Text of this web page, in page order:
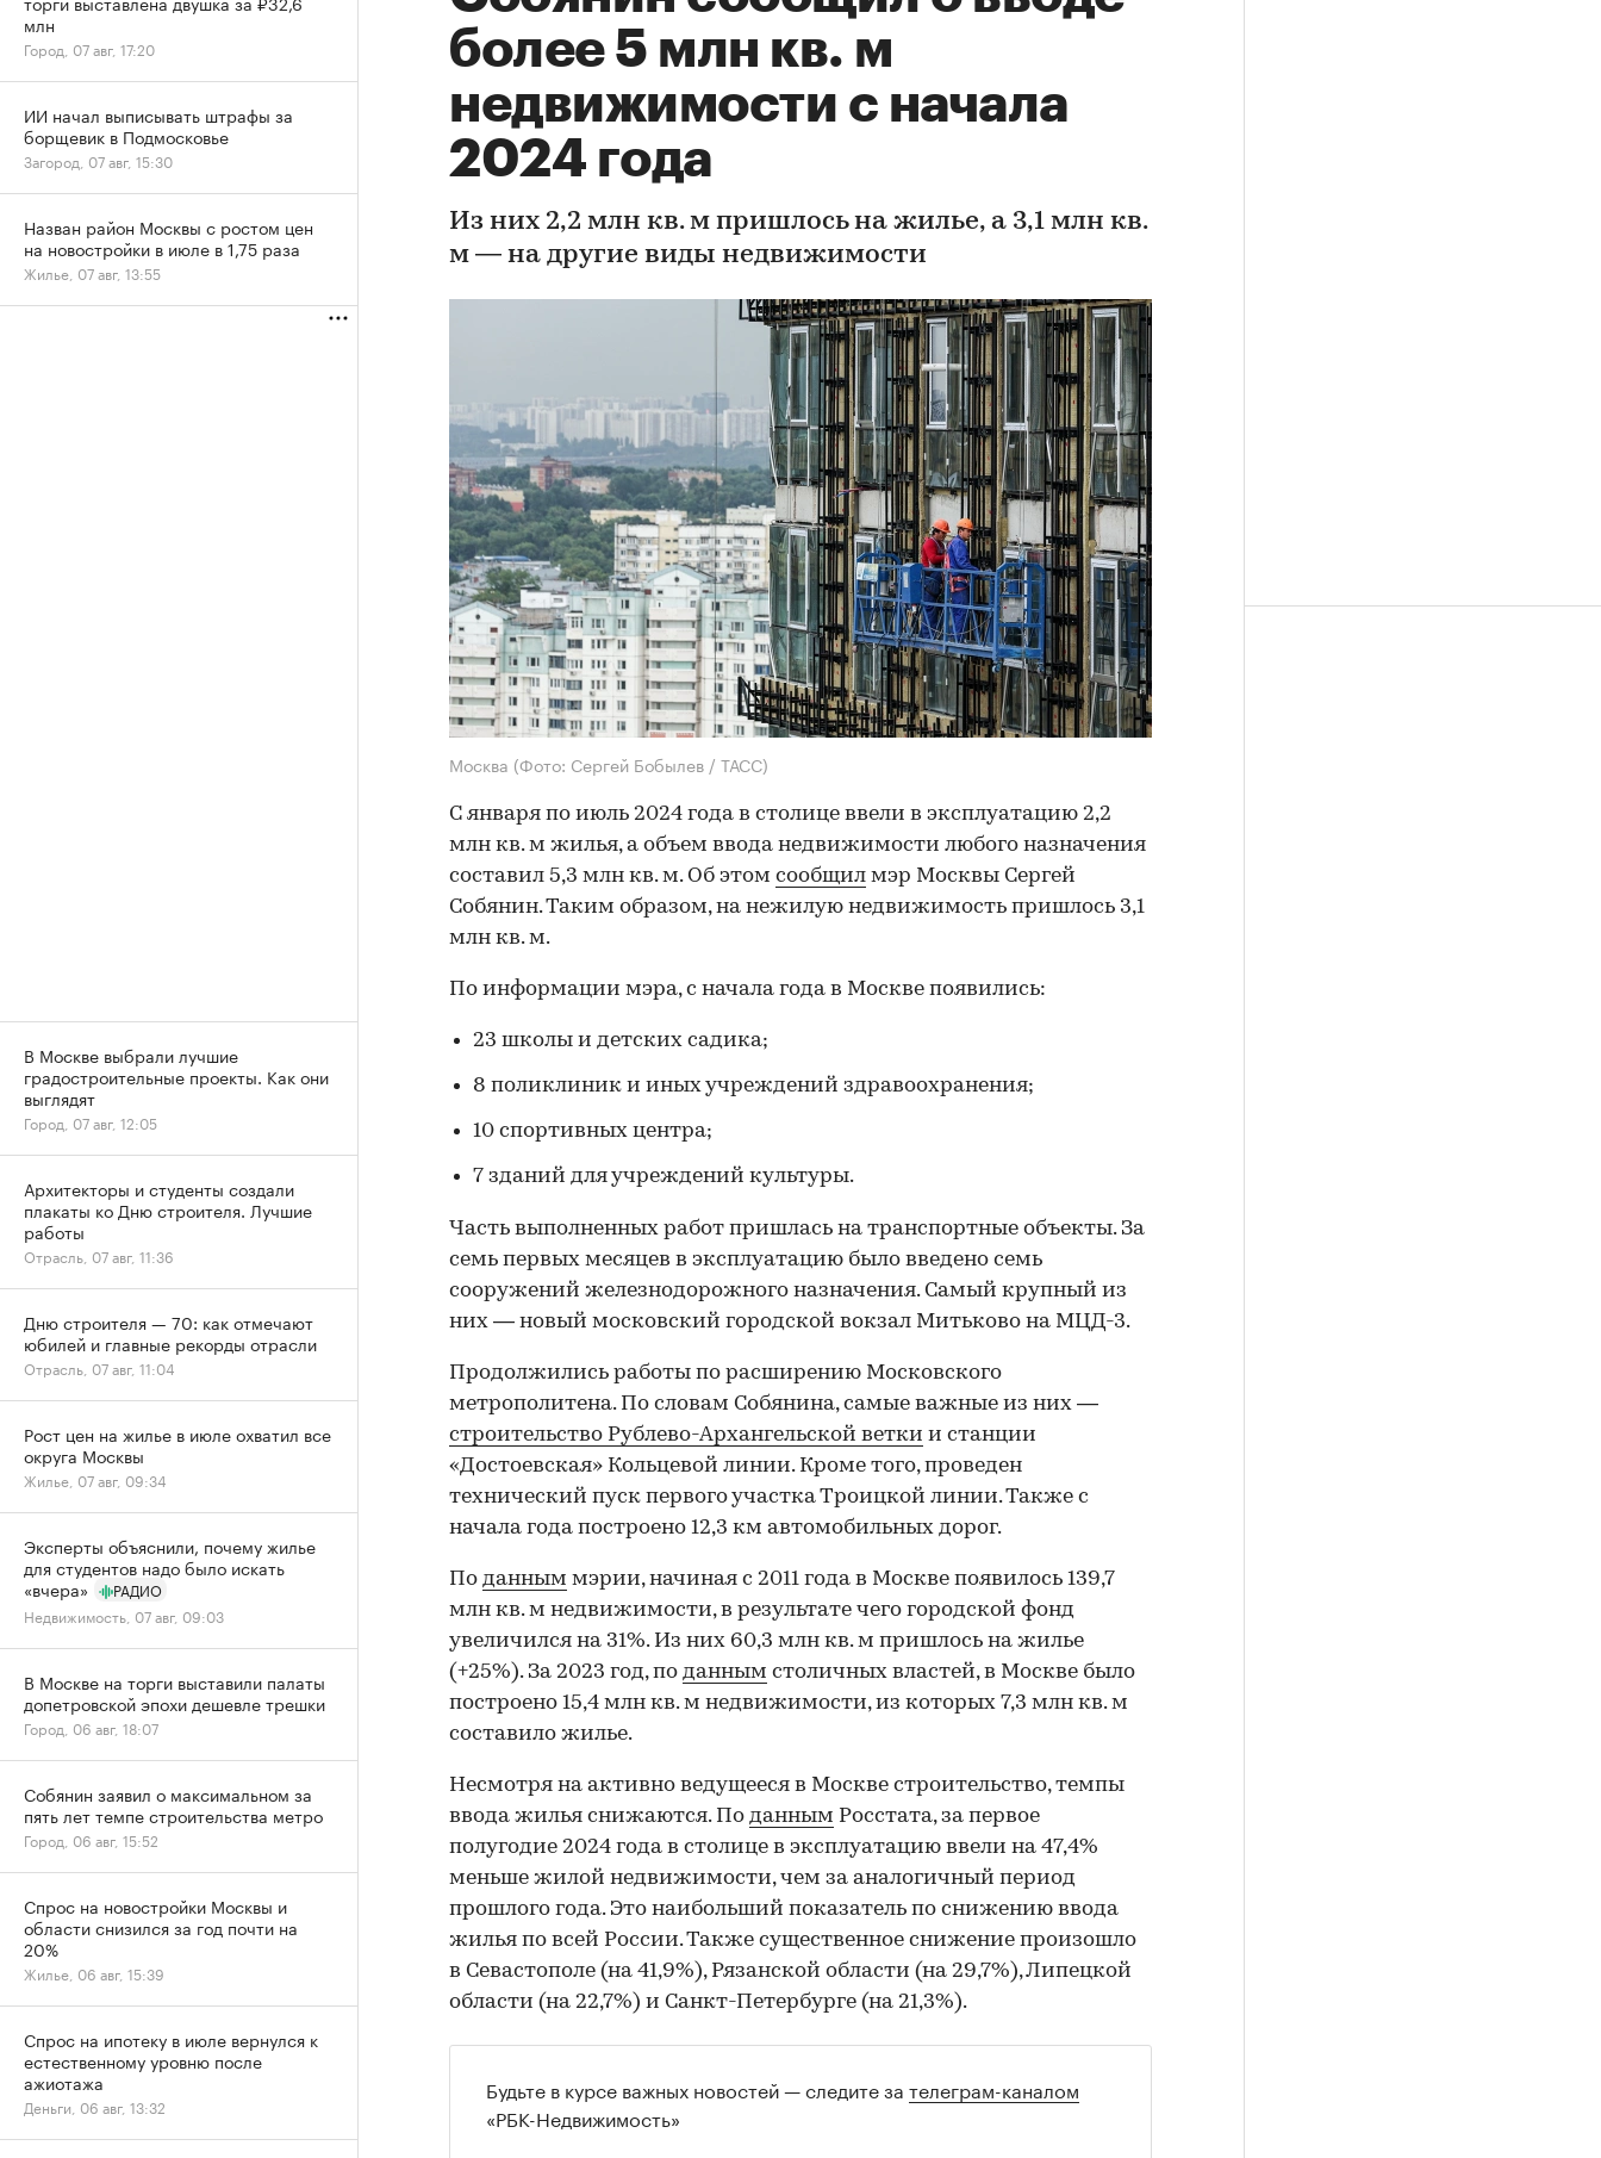
более 5 млн кв. м
недвижимости с начала
2024 года
Из них 2,2 млн кв. м пришлось на жилье, а 3,1 млн кв.
м — на другие виды недвижимости
Москва (Фото: Сергей Бобылев / ТАСС)
С января по июль 2024 года в столице ввели в эксплуатацию 2,2
млн кв. м жилья, а объем ввода недвижимости любого назначения
составил 5,3 млн кв. м. Об этом сообщил мэр Москвы Сергей
Собянин. Таким образом, на нежилую недвижимость пришлось 3,1
млн кв. м.
По информации мэра, с начала года в Москве появились:
23 школы и детских садика;
8 поликлиник и иных учреждений здравоохранения;
10 спортивных центра;
7 зданий для учреждений культуры.
00:00 / 00:00
Часть выполненных работ пришлась на транспортные объекты. За
семь первых месяцев в эксплуатацию было введено семь
сооружений железнодорожного назначения. Самый крупный из
них — новый московский городской вокзал Митьково на МЦД-3.
Продолжились работы по расширению Московского
метрополитена. По словам Собянина, самые важные из них —
строительство Рублево-Архангельской ветки и станции
«Достоевская» Кольцевой линии. Кроме того, проведен
технический пуск первого участка Троицкой линии. Также с
начала года построено 12,3 км автомобильных дорог.
По данным мэрии, начиная с 2011 года в Москве появилось 139,7
млн кв. м недвижимости, в результате чего городской фонд
увеличился на 31%. Из них 60,3 млн кв. м пришлось на жилье
(+25%). За 2023 год, по данным столичных властей, в Москве было
построено 15,4 млн кв. м недвижимости, из которых 7,3 млн кв. м
составило жилье.
Несмотря на активно ведущееся в Москве строительство, темпы
ввода жилья снижаются. По данным Росстата, за первое
полугодие 2024 года в столице в эксплуатацию ввели на 47,4%
меньше жилой недвижимости, чем за аналогичный период
прошлого года. Это наибольший показатель по снижению ввода
жилья по всей России. Также существенное снижение произошло
в Севастополе (на 41,9%), Рязанской области (на 29,7%), Липецкой
области (на 22,7%) и Санкт-Петербурге (на 21,3%).
Будьте в курсе важных новостей — следите за телеграм-каналом
«РБК-Недвижимость»
млн
Город, 07 авг, 17:20
ИИ начал выписывать штрафы за
борщевик в Подмосковье
Загород, 07 авг, 15:30
Назван район Москвы с ростом цен
на новостройки в июле в 1,75 раза
Жилье, 07 авг, 13:55
В Москве выбрали лучшие
градостроительные проекты. Как они
выглядят
Город, 07 авг, 12:05
Архитекторы и студенты создали
плакаты ко Дню строителя. Лучшие
работы
Отрасль, 07 авг, 11:36
Дню строителя — 70: как отмечают
юбилей и главные рекорды отрасли
Отрасль, 07 авг, 11:04
Рост цен на жилье в июле охватил все
округа Москвы
Жилье, 07 авг, 09:34
Эксперты объяснили, почему жилье
для студентов надо было искать
«вчера»
РАДИО
Недвижимость, 07 авг, 09:03
В Москве на торги выставили палаты
допетровской эпохи дешевле трешки
Город, 06 авг, 18:07
Собянин заявил о максимальном за
пять лет темпе строительства метро
Город, 06 авг, 15:52
Спрос на новостройки Москвы и
области снизился за год почти на
20%
Жилье, 06 авг, 15:39
Спрос на ипотеку в июле вернулся к
естественному уровню после
ажиотажа
Деньги, 06 авг, 13:32